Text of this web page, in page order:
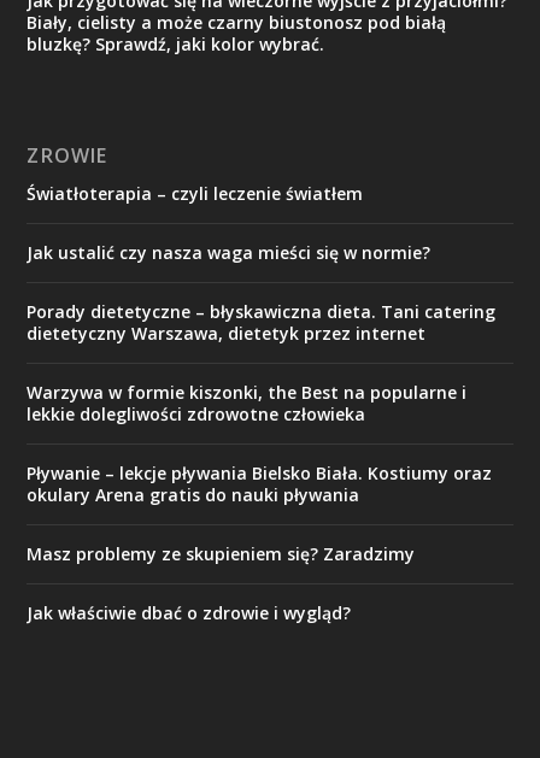
Biały, cielisty a może czarny biustonosz pod białą
bluzkę? Sprawdź, jaki kolor wybrać.
ZROWIE
Światłoterapia – czyli leczenie światłem
Jak ustalić czy nasza waga mieści się w normie?
Porady dietetyczne – błyskawiczna dieta. Tani catering
dietetyczny Warszawa, dietetyk przez internet
Warzywa w formie kiszonki, the Best na popularne i
lekkie dolegliwości zdrowotne człowieka
Pływanie – lekcje pływania Bielsko Biała. Kostiumy oraz
okulary Arena gratis do nauki pływania
Masz problemy ze skupieniem się? Zaradzimy
Jak właściwie dbać o zdrowie i wygląd?